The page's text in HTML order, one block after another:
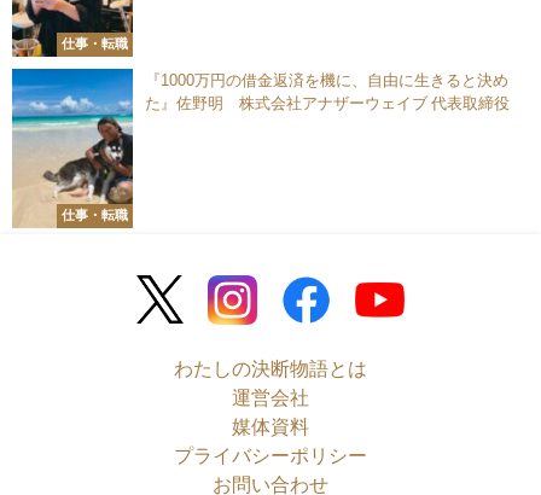
仕事・転職
仕事・転職
『1000万円の借金返済を機に、自由に生きると決め
た』佐野明 株式会社アナザーウェイブ 代表取締役
わたしの決断物語とは
運営会社
媒体資料
プライバシーポリシー
お問い合わせ